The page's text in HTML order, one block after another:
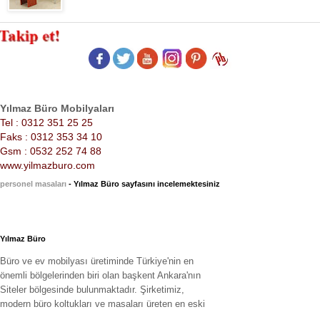
Yılmaz Büro Mobilyaları
Tel : 0312 351 25 25
Faks : 0312 353 34 10
Gsm : 0532 252 74 88
www.yilmazburo.com
personel masaları - Yılmaz Büro sayfasını incelemektesiniz
Yılmaz Büro
Büro ve ev mobilyası üretiminde Türkiye'nin en
önemli bölgelerinden biri olan başkent Ankara'nın
Siteler bölgesinde bulunmaktadır. Şirketimiz,
modern büro koltukları ve masaları üreten en eski